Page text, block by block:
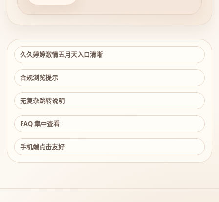
久久婷婷激情五月天入口清晰
合规浏览提示
无复杂跳转说明
FAQ 集中查看
手机端点击友好